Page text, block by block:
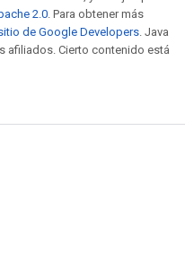
2.0. Para obtener más
de Google Developers. Java
afiliados. Cierto contenido está